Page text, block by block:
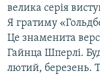
велика серія
Я гратиму
Це знаменита
Гайнца Шперлі.
лютий, березень.